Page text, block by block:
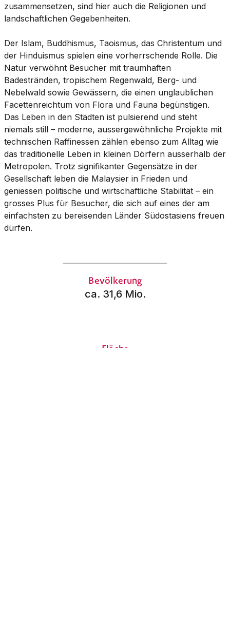
zusammensetzen, sind hier auch die Religionen und
landschaftlichen Gegebenheiten.
Der Islam, Buddhismus, Taoismus, das Christentum und
der Hinduismus spielen eine vorherrschende Rolle. Die
Natur verwöhnt Besucher mit traumhaften
Badestränden, tropischem Regenwald, Berg- und
Nebelwald sowie Gewässern, die einen unglaublichen
Facettenreichtum von Flora und Fauna begünstigen.
Das Leben in den Städten ist pulsierend und steht
niemals still – moderne, aussergewöhnliche Projekte mit
technischen Raffinessen zählen ebenso zum Alltag wie
das traditionelle Leben in kleinen Dörfern ausserhalb der
Metropolen. Trotz signifikanter Gegensätze in der
Gesellschaft leben die Malaysier in Frieden und
geniessen politische und wirtschaftliche Stabilität – ein
grosses Plus für Besucher, die sich auf eines der am
einfachsten zu bereisenden Länder Südostasiens freuen
dürfen.
Bevölkerung
ca. 31,6 Mio.
Fläche